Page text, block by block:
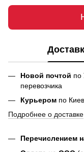
Новой почтой по
перевозчика
Курьером по
Подробнее о доставке
Перечислением